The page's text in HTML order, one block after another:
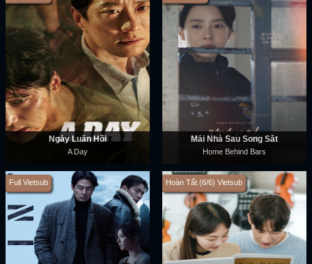
Ngày Luân Hồi
A Day
Mái Nhà Sau Song Sắt
Home Behind Bars
Full Vietsub Hoàn Tất (6/6) Vietsub